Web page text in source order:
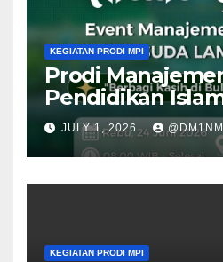
KEGIATAN PRODI MPI
Prodi
Pendidikan
Santunan Anak
“Berbagi Kasih
Muharam”
JULY 1, 2026
KEGIATAN PRODI MPI